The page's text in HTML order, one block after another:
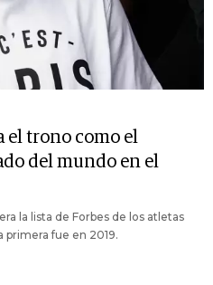
el trono como el
del mundo en el
la lista de Forbes de los atletas
fue en 2019.